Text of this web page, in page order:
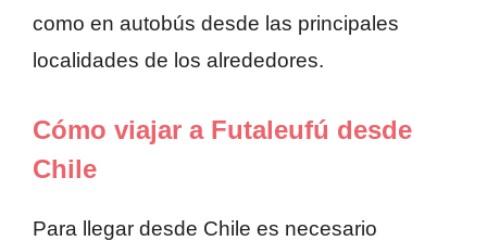
como en autobús desde las principales
localidades de los alrededores.
Cómo viajar a Futaleufú desde
Chile
Para llegar desde Chile es necesario